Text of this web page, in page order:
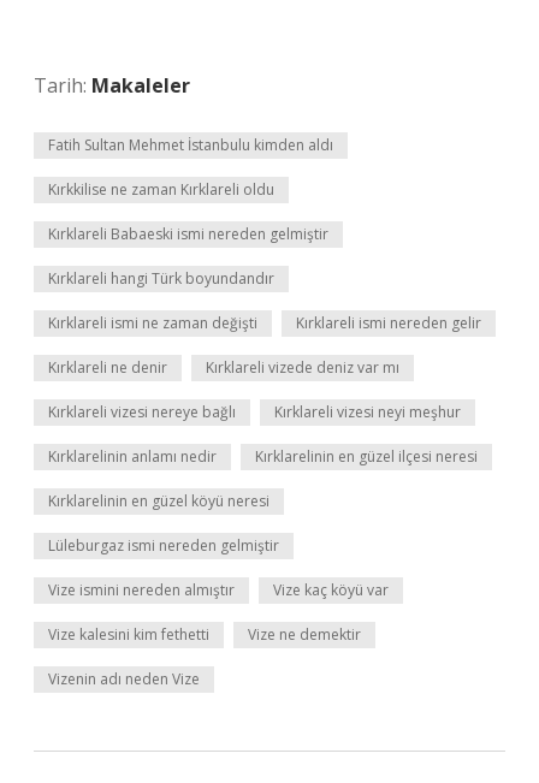
Tarih: Makaleler
Fatih Sultan Mehmet İstanbulu kimden aldı
Kırkkilise ne zaman Kırklareli oldu
Kırklareli Babaeski ismi nereden gelmiştir
Kırklareli hangi Türk boyundandır
Kırklareli ismi ne zaman değişti Kırklareli ismi nereden gelir
Kırklareli ne denir Kırklareli vizede deniz var mı
Kırklareli vizesi nereye bağlı Kırklareli vizesi neyi meşhur
Kırklarelinin anlamı nedir Kırklarelinin en güzel ilçesi neresi
Kırklarelinin en güzel köyü neresi
Lüleburgaz ismi nereden gelmiştir
Vize ismini nereden almıştır Vize kaç köyü var
Vize kalesini kim fethetti Vize ne demektir
Vizenin adı neden Vize